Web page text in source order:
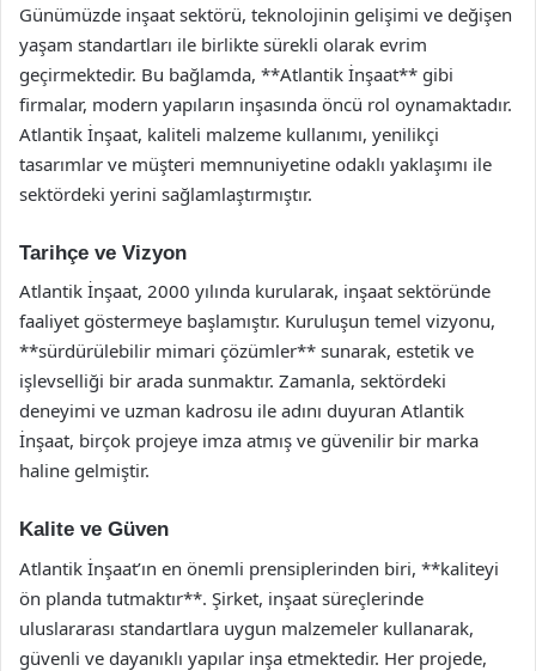
Günümüzde inşaat sektörü, teknolojinin gelişimi ve değişen
yaşam standartları ile birlikte sürekli olarak evrim
geçirmektedir. Bu bağlamda, **Atlantik İnşaat** gibi
firmalar, modern yapıların inşasında öncü rol oynamaktadır.
Atlantik İnşaat, kaliteli malzeme kullanımı, yenilikçi
tasarımlar ve müşteri memnuniyetine odaklı yaklaşımı ile
sektördeki yerini sağlamlaştırmıştır.
Tarihçe ve Vizyon
Atlantik İnşaat, 2000 yılında kurularak, inşaat sektöründe
faaliyet göstermeye başlamıştır. Kuruluşun temel vizyonu,
**sürdürülebilir mimari çözümler** sunarak, estetik ve
işlevselliği bir arada sunmaktır. Zamanla, sektördeki
deneyimi ve uzman kadrosu ile adını duyuran Atlantik
İnşaat, birçok projeye imza atmış ve güvenilir bir marka
haline gelmiştir.
Kalite ve Güven
Atlantik İnşaat’ın en önemli prensiplerinden biri, **kaliteyi
ön planda tutmaktır**. Şirket, inşaat süreçlerinde
uluslararası standartlara uygun malzemeler kullanarak,
güvenli ve dayanıklı yapılar inşa etmektedir. Her projede,